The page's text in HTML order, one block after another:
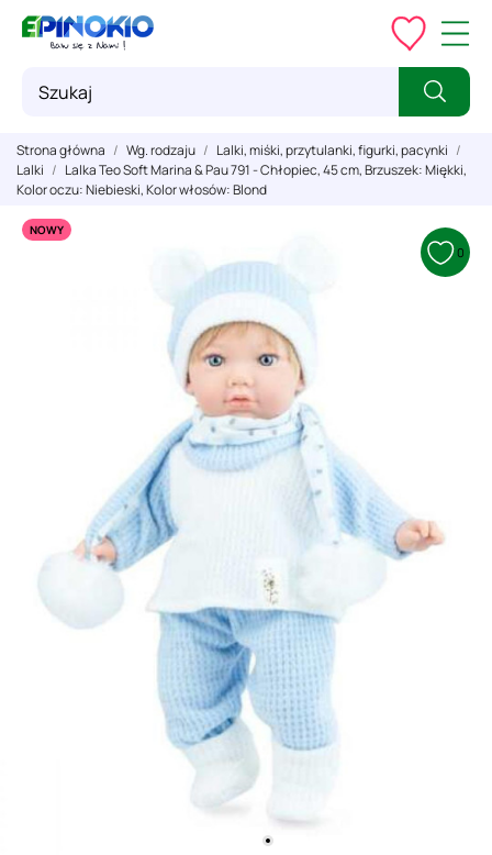
Strona główna Wg. rodzaju
Lalki, miśki, przytulanki, figurki, pacynki
Lalki
Lalka Teo Soft Marina & Pau 791 - Chłopiec, 45 cm, Brzuszek: Miękki,
Kolor oczu: Niebieski, Kolor włosów: Blond
NOWY
0